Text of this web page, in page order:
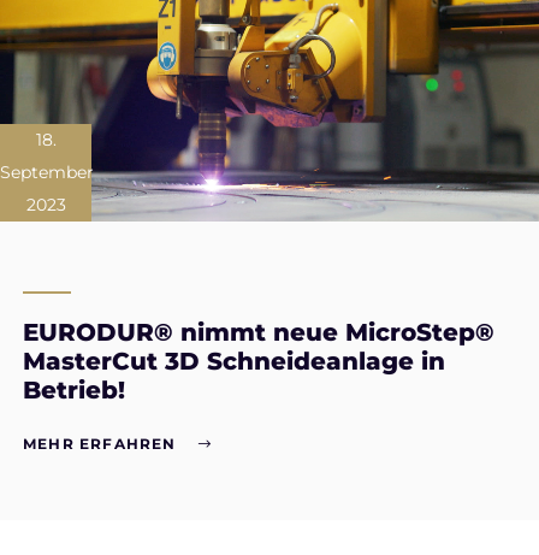
18.
September
2023
EURODUR® nimmt neue MicroStep®
MasterCut 3D Schneideanlage in
Betrieb!
MEHR ERFAHREN